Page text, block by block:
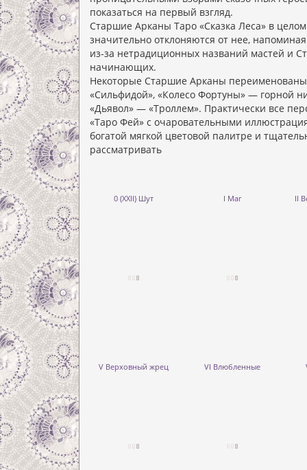
показаться на первый взгляд.
Старшие Арканы Таро «Сказка Леса» в
значительно отклоняются от нее,
из-за нетрадиционных названий мастей и
начинающих.
Некоторые Старшие Арканы
«Сильфидой», «Колесо Фортуны» — горной
«Дьявол» — «Троллем». Практически все
«Таро Фей» с очаровательными
богатой мягкой цветовой палитре и
рассматривать
0 (XXII) Шут I Маг II
V Верховный жрец VI Влюбленные